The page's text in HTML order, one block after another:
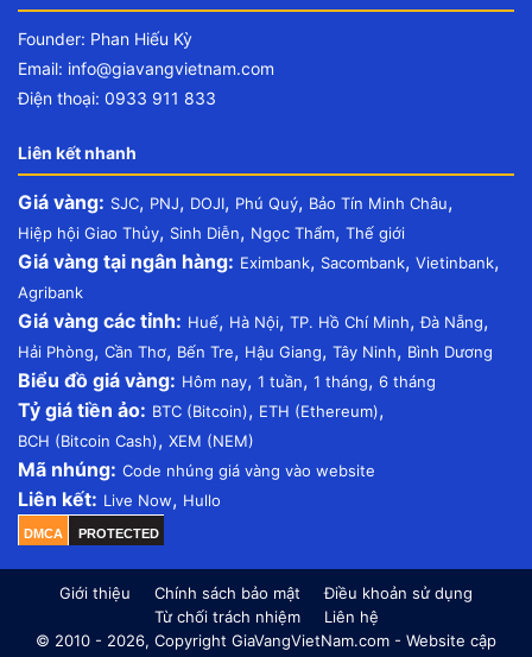
Founder: Phan Hiếu Kỳ
Email: info@giavangvietnam.com
Điện thoại: 0933 911 833
Liên kết nhanh
Giá vàng: SJC, PNJ, DOJI, Phú Quý, Bảo Tín Minh Châu,
Hiệp hội Giao Thủy, Sinh Diễn, Ngọc Thẩm, Thế giới
Giá vàng tại ngân hàng: Eximbank, Sacombank, Vietinbank,
Agribank
Giá vàng các tỉnh: Huế, Hà Nội, TP. Hồ Chí Minh,Đà Nẵng,
Hải Phòng, Cần Thơ, Bến Tre, Hậu Giang, Tây Ninh, Bình Dương
Biểu đồ giá vàng: Hôm nay, 1 tuần, 1 tháng, 6 tháng
Tỷ giá tiền ảo: BTC (Bitcoin), ETH (Ethereum),
BCH (Bitcoin Cash), XEM (NEM)
Mã nhúng: Code nhúng giá vàng vào website
Liên kết: Live Now, Hullo
DMCA PROTECTED
Giới thiệu Chính sách bảo mật
Điều khoản sử dụng
Từ chối trách nhiệm
Liên hệ
© 2010 - 2026, Copyright GiaVangVietNam.com - Website cập